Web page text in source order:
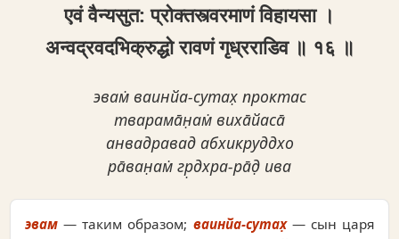
एवं वैन्यसुत: प्रोक्तस्त्वरमाणं विहायसा ।
अन्वद्रवदभिक्रुद्धो रावणं गृध्रराडिव ॥ १६ ॥
эвам̇ ваинйа-сутах̣ проктас
тварама̄н̣ам̇ виха̄йаса̄
анвадравад абхикруддхо
ра̄ван̣ам̇ гр̣дхра-ра̄д̣ ива
эвам — таким образом; ваинйа-сутах̣— сын царя